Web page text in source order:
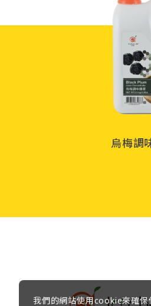
烏梅調
我們的網站使用cookie來確